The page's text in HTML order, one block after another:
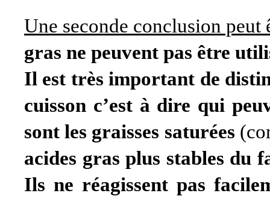
Une seconde conclusion peut
gras ne peuvent pas être
Il est très important de
cuisson c’est à dire qui
sont les graisses saturées
acides gras plus stables du
Ils ne réagissent pas